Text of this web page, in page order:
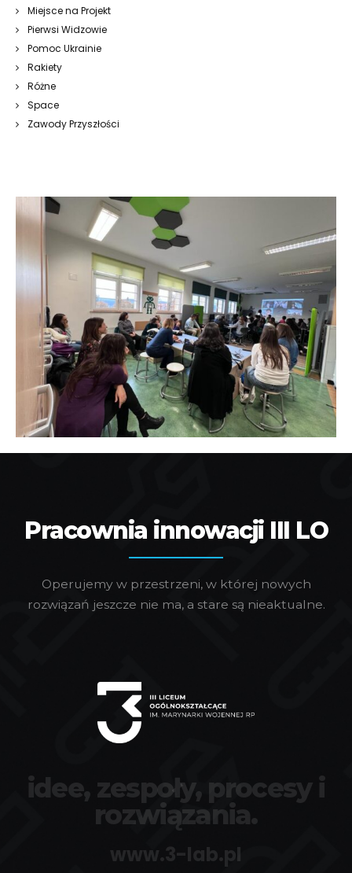
Miejsce na Projekt
Pierwsi Widzowie
Pomoc Ukrainie
Rakiety
Różne
Space
Zawody Przyszłości
Pracownia innowacji III LO
Operujemy w przestrzeni, w której nowych
rozwiązań jeszcze nie ma, a stare są nieaktualne.
idee, zespoły, procesy i
rozwiązania.
www.3-lab.pl